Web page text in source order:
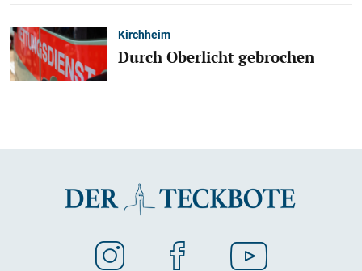
Kirchheim
Durch Oberlicht gebrochen